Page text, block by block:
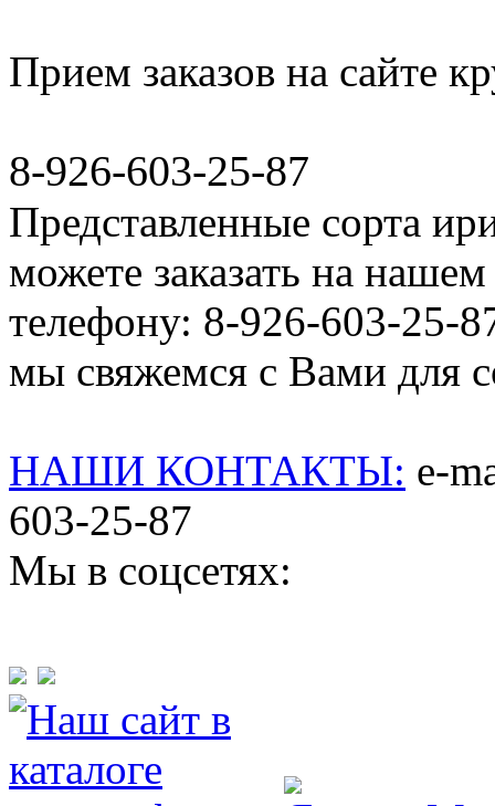
Прием заказов на сайте
8-926-603-25-87
Представленные сорта
можете заказать на
телефону: 8-926-603-25-
мы свяжемся с Вами для
НАШИ КОНТАКТЫ: e-
603-25-87
Мы в соцсетях: